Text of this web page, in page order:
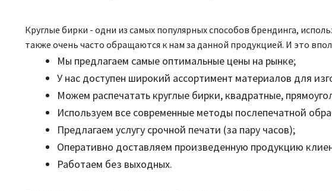
Круглые бирки - одни из самых популярных способов брендинга,
также очень часто обращаются к нам за данной продукцией. И это
Мы предлагаем самые оптимальные цены на рынке;
У нас доступен широкий ассортимент материалов для
Можем распечатать круглые бирки, квадратные,
Используем все современные методы послепечатной
Предлагаем услугу срочной печати (за пару часов);
Оперативно доставляем произведенную продукцию
Работаем без выходных.